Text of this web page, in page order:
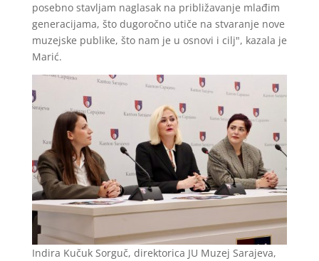
posebno stavljam naglasak na približavanje mlađim
generacijama, što dugoročno utiče na stvaranje nove
muzejske publike, što nam je u osnovi i cilj", kazala je
Marić.
Indira Kučuk Sorguč, direktorica JU Muzej Sarajeva,